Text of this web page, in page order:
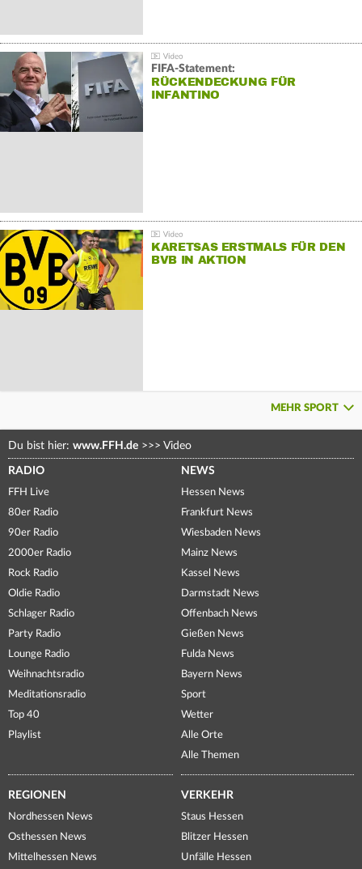
FIFA-Statement:
RÜCKENDECKUNG FÜR
INFANTINO
KARETSAS ERSTMALS FÜR DEN
BVB IN AKTION
MEHR SPORT
Du bist hier: www.FFH.de >>> Video
RADIO
FFH Live
80er Radio
90er Radio
2000er Radio
Rock Radio
Oldie Radio
Schlager Radio
Party Radio
Lounge Radio
Weihnachtsradio
Meditationsradio
Top 40
Playlist
NEWS
Hessen News
Frankfurt News
Wiesbaden News
Mainz News
Kassel News
Darmstadt News
Offenbach News
Gießen News
Fulda News
Bayern News
Sport
Wetter
Alle Orte
Alle Themen
REGIONEN
Nordhessen News
Osthessen News
Mittelhessen News
VERKEHR
Staus Hessen
Blitzer Hessen
Unfälle Hessen